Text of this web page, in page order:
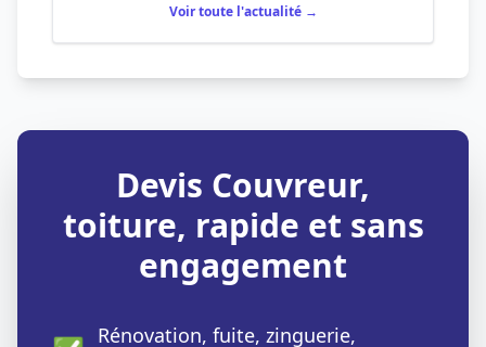
Voir toute l'actualité →
Devis Couvreur,
toiture, rapide et sans
engagement
Rénovation, fuite, zinguerie,